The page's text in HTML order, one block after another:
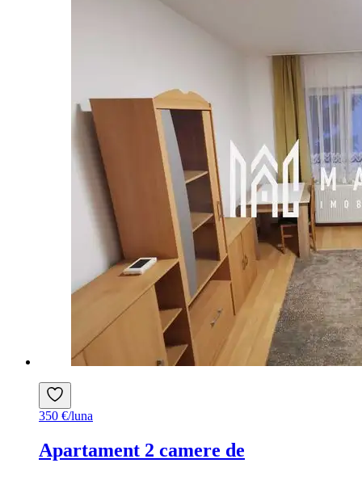
350 €/luna
Apartament 2 camere de